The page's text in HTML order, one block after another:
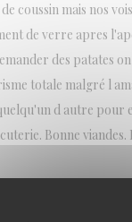
coussin mais nos
de verre apres
des patates
totale malgré l
d autre pour
Bonne viandes.